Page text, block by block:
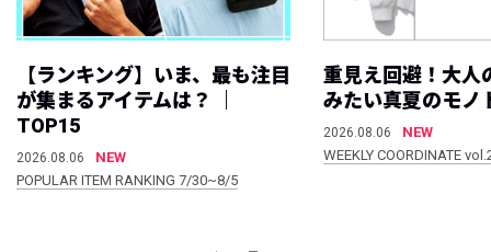
【ランキング】いま、最も注目
が集まるアイテムは？ ｜
TOP15
2026.08.06
NEW
POPULAR ITEM RANKING 7/30~8/5
重見え回避！大人
みたい真夏のモノ
2026.08.06
NEW
WEEKLY COORDINATE